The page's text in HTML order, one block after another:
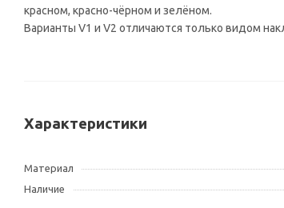
красном, красно-чёрном и зелёном.
Варианты V1 и V2 отличаются только видом
Характеристики
Материал
Наличие